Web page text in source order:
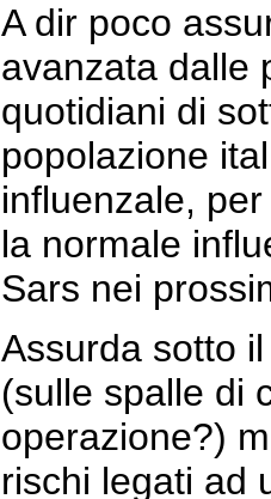
A dir poco
avanzata dalle
quotidiani di
popolazione
influenzale,
la normale
Sars nei
Assurda sotto
(sulle spalle di
operazione?)
rischi legati ad